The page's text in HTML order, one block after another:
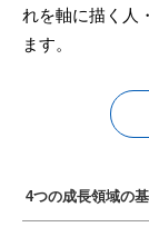
れを軸に描く人
ます。
4つの成長領域の